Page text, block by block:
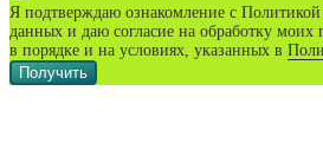
Я подтверждаю ознакомление с
данных и даю согласие на обработку моих
в порядке и на условиях, указанных в
Получить